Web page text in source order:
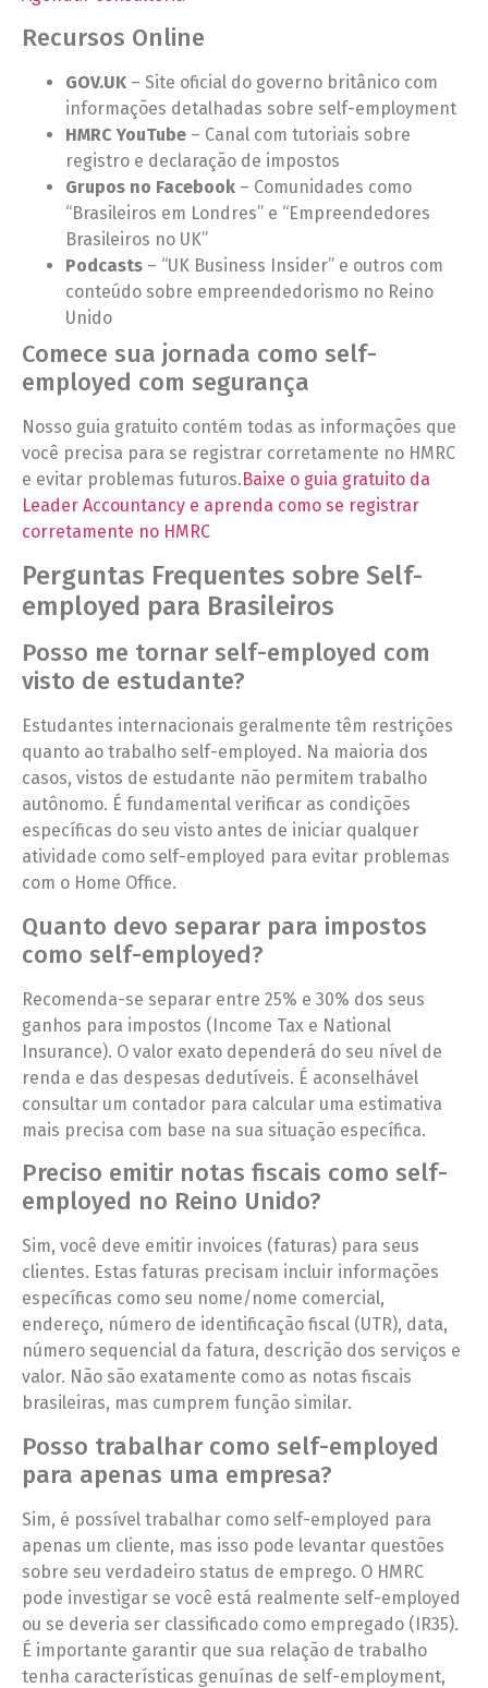
Recursos Online
GOV.UK – Site oficial do governo britânico com
informações detalhadas sobre self-employment
HMRC YouTube – Canal com tutoriais sobre
registro e declaração de impostos
Grupos no Facebook – Comunidades como
“Brasileiros em Londres” e “Empreendedores
Brasileiros no UK”
Podcasts – “UK Business Insider” e outros com
conteúdo sobre empreendedorismo no Reino
Unido
Comece sua jornada como self-
employed com segurança
Nosso guia gratuito contém todas as informações que
você precisa para se registrar corretamente no HMRC
e evitar problemas futuros.Baixe o guia gratuito da
Leader Accountancy e aprenda como se registrar
corretamente no HMRC
Perguntas Frequentes sobre Self-
employed para Brasileiros
Posso me tornar self-employed com
visto de estudante?
Estudantes internacionais geralmente têm restrições
quanto ao trabalho self-employed. Na maioria dos
casos, vistos de estudante não permitem trabalho
autônomo. É fundamental verificar as condições
específicas do seu visto antes de iniciar qualquer
atividade como self-employed para evitar problemas
com o Home Office.
Quanto devo separar para impostos
como self-employed?
Recomenda-se separar entre 25% e 30% dos seus
ganhos para impostos (Income Tax e National
Insurance). O valor exato dependerá do seu nível de
renda e das despesas dedutíveis. É aconselhável
consultar um contador para calcular uma estimativa
mais precisa com base na sua situação específica.
Preciso emitir notas fiscais como self-
employed no Reino Unido?
Sim, você deve emitir invoices (faturas) para seus
clientes. Estas faturas precisam incluir informações
específicas como seu nome/nome comercial,
endereço, número de identificação fiscal (UTR), data,
número sequencial da fatura, descrição dos serviços e
valor. Não são exatamente como as notas fiscais
brasileiras, mas cumprem função similar.
Posso trabalhar como self-employed
para apenas uma empresa?
Sim, é possível trabalhar como self-employed para
apenas um cliente, mas isso pode levantar questões
sobre seu verdadeiro status de emprego. O HMRC
pode investigar se você está realmente self-employed
ou se deveria ser classificado como empregado (IR35).
É importante garantir que sua relação de trabalho
tenha características genuínas de self-employment,